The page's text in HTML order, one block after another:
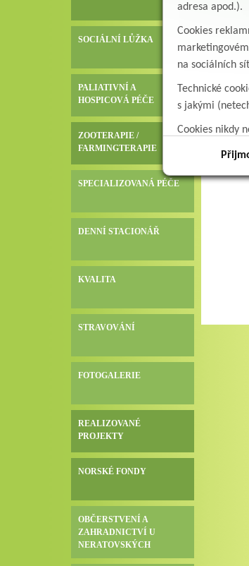
SOCIÁLNÍ LŮŽKA
PALIATIVNÍ A
HOSPICOVÁ PÉČE
ZOOTERAPIE /
FARMINGTERAPIE
SPECIALIZOVANÁ PÉČE
DENNÍ STACIONÁŘ
KVALITA
STRAVOVÁNÍ
FOTOGALERIE
REALIZOVANÉ
PROJEKTY
NORSKÉ FONDY
OBČERSTVENÍ A
ZAHRADNICTVÍ U
NERATOVSKÝCH
adresa apod.).
Cookies
na sociálních
Technické
s jakými
Cookies nikdy